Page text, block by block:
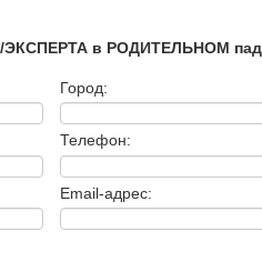
ЭКСПЕРТА в РОДИТЕЛЬНОМ
Город:
Телефон:
Email-адрес: